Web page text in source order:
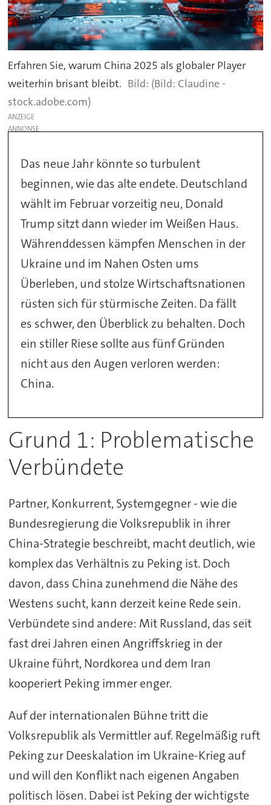
Erfahren Sie, warum China 2025 als globaler Player
weiterhin brisant bleibt.
(Bild: Claudine -
stock.adobe.com)
ANZEIGE
Das neue Jahr könnte so turbulent
beginnen, wie das alte endete. Deutschland
wählt im Februar vorzeitig neu, Donald
Trump sitzt dann wieder im Weißen Haus.
Währenddessen kämpfen Menschen in der
Ukraine und im Nahen Osten ums
Überleben, und stolze Wirtschaftsnationen
rüsten sich für stürmische Zeiten. Da fällt
es schwer, den Überblick zu behalten. Doch
ein stiller Riese sollte aus fünf Gründen
nicht aus den Augen verloren werden:
China.
Grund 1: Problematische
Verbündete
Partner, Konkurrent, Systemgegner - wie die
Bundesregierung die Volksrepublik in ihrer
China-Strategie beschreibt, macht deutlich, wie
komplex das Verhältnis zu Peking ist. Doch
davon, dass China zunehmend die Nähe des
Westens sucht, kann derzeit keine Rede sein.
Verbündete sind andere: Mit Russland, das seit
fast drei Jahren einen Angriffskrieg in der
Ukraine führt, Nordkorea und dem Iran
kooperiert Peking immer enger.
Auf der internationalen Bühne tritt die
Volksrepublik als Vermittler auf. Regelmäßig ruft
Peking zur Deeskalation im Ukraine-Krieg auf
und will den Konflikt nach eigenen Angaben
politisch lösen. Dabei ist Peking der wichtigste